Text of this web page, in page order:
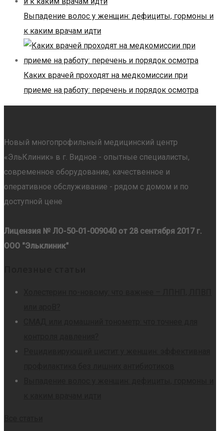
Выпадение волос у женщин: дефициты, гормоны и
к каким врачам идти
Каких врачей проходят на медкомиссии при
приеме на работу: перечень и порядок осмотра
Новый многопрофильный медицинский центр
«ЭльКлиник» в г. Видное - опытные специалисты,
современное оборудование, качественное и
оперативное обслуживание - рядом с домом и по
доступной цене
Лицензия № ЛО-50-01-009040 от 28 сентября 2017 г.
ООО "Эльклиник"